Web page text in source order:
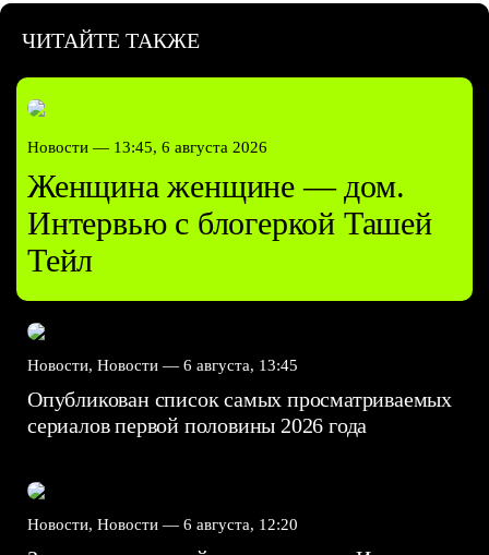
ЧИТАЙТЕ ТАКЖЕ
Новости — 13:45, 6 августа 2026
Женщина женщине — дом.
Интервью с блогеркой Ташей
Тейл
Новости, Новости — 6 августа, 13:45
Опубликован список самых просматриваемых
сериалов первой половины 2026 года
Новости, Новости — 6 августа, 12:20